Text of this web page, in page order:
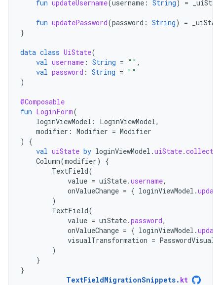
fun updateUsername(username : String) =
fun updatePassword(password : String) =
}
data class UiState(
val username : String = "" ,
val password : String = ""
)
@Composable
fun LoginForm(
loginViewModel : LoginViewModel,
modifier : Modifier = Modifier
)
{
val uiState by loginViewModel .uiState.
Column(modifier)
{
TextField(
value = uiState.username,
onValueChange = { loginViewModel .
)
TextField(
value = uiState.password,
onValueChange = { loginViewModel .
visualTransformation =
)
}
}
TextFieldMigrationSnippets. kt